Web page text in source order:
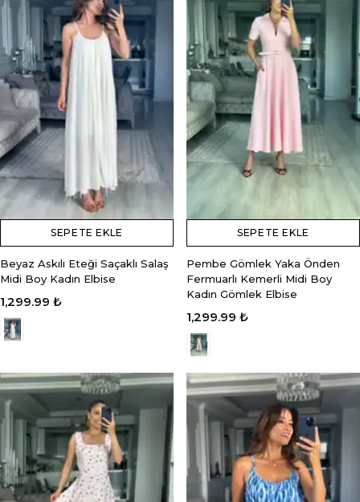
SEPETE EKLE
Beyaz Askılı Eteği Saçaklı Salaş
Midi Boy Kadın Elbise
1,299.99 ₺
SEPETE EKLE
Pembe Gömlek Yaka Önden
Fermuarlı Kemerli Midi Boy
Kadın Gömlek Elbise
1,299.99 ₺